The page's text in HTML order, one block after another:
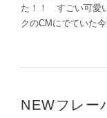
た！！ すごい可愛
クのCMにでていた今
NEWフレー